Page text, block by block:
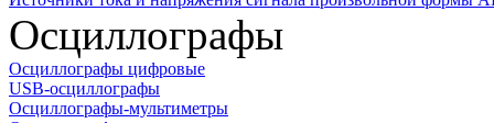
Осциллографы
Осциллографы цифровые
USB-осциллографы
Осциллографы-мультиметры